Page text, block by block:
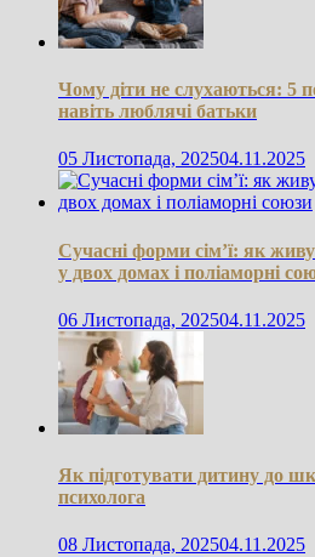
Чому діти не слухаються: 5
навіть люблячі батьки
05 Листопада, 202504.11.2025
Сучасні форми сім’ї: як
у двох домах і поліаморні
06 Листопада, 202504.11.2025
Як підготувати дитину до
психолога
08 Листопада, 202504.11.2025